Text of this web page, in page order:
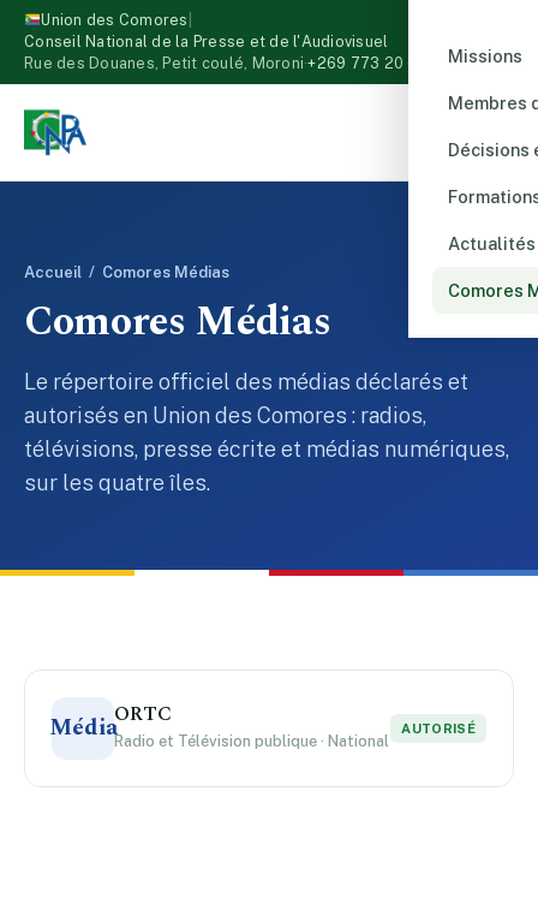
Union des Comores
Conseil National de la Presse et de l'Audiovisuel
Rue des Douanes, Petit coulé, Moroni·+269 773 20 00 Missions
Membres
Décisions
Actualités
Comores
Accueil / Comores Médias
Comores Médias
Le répertoire officiel des médias déclarés et
autorisés en Union des Comores : radios,
télévisions, presse écrite et médias numériques,
sur les quatre îles.
MédiaORTC
Radio et Télévision publique · National
AUTORISÉ